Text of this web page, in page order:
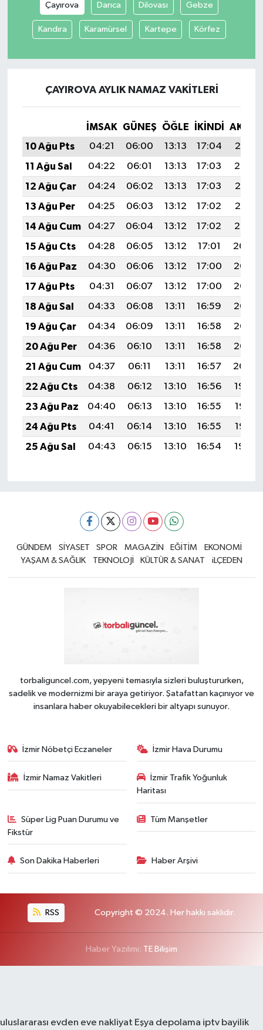
Çayırova Darıca Dilovası Gebze
Kandıra Karamürsel Kartepe Körfez
ÇAYIROVA AYLIK NAMAZ VAKITLERI
İMSAK GÜNEŞ ÖĞLE İKINDI
10 Ağu Pts
04:21 06:00 13:13 17:04
20:16
11 Ağu Sal
04:22 06:01 13:13 17:03
20:14
12 Ağu Çar
04:24 06:02 13:13 17:03
20:13
13 Ağu Per
04:25 06:03 13:12 17:02
20:12
14 Ağu Cum
04:27 06:04 13:12 17:02
20:10
15 Ağu Cts
04:28 06:05 13:12 17:01
20:09
16 Ağu Paz
04:30 06:06 13:12 17:00
20:07
17 Ağu Pts
04:31 06:07 13:12 17:00
20:06
18 Ağu Sal
04:33 06:08 13:11 16:59
20:05
19 Ağu Çar
04:34 06:09 13:11 16:58
20:03
20 Ağu Per
04:36 06:10 13:11 16:58
20:02
21 Ağu Cum
04:37 06:11 13:11 16:57
20:00
22 Ağu Cts
04:38 06:12 13:10 16:56
19:59
23 Ağu Paz
04:40 06:13 13:10 16:55
19:57
24 Ağu Pts
04:41 06:14 13:10 16:55
19:56
25 Ağu Sal
04:43 06:15 13:10 16:54 19:54
GÜNDEM SİYASET SPOR MAGAZİN EĞİTİM
EKONOMİ
YAŞAM & SAĞLIK
TEKNOLOJİ KÜLTÜR & SANAT iLÇEDEN
torbaliguncel.com, yepyeni temasıyla sizleri buluştururken,
sadelik ve modernizmi bir araya getiriyor. Şatafattan kaçınıyor ve
insanlara haber okuyabilecekleri bir altyapı sunuyor.
İzmir Nöbetçi Eczaneler İzmir Hava Durumu
İzmir Namaz Vakitleri
İzmir Trafik Yoğunluk
Haritası
Süper Lig Puan Durumu ve
Fikstür
Tüm Manşetler
Son Dakika Haberleri Haber Arşivi
RSS Copyright © 2024. Her hakkı saklıdır.
Haber Yazılımı: TE Bilişim
uluslararası evden eve nakliyat Eşya depolama iptv bayilik